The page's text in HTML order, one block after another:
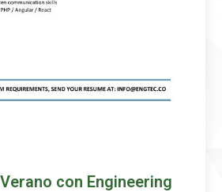
con Engineering